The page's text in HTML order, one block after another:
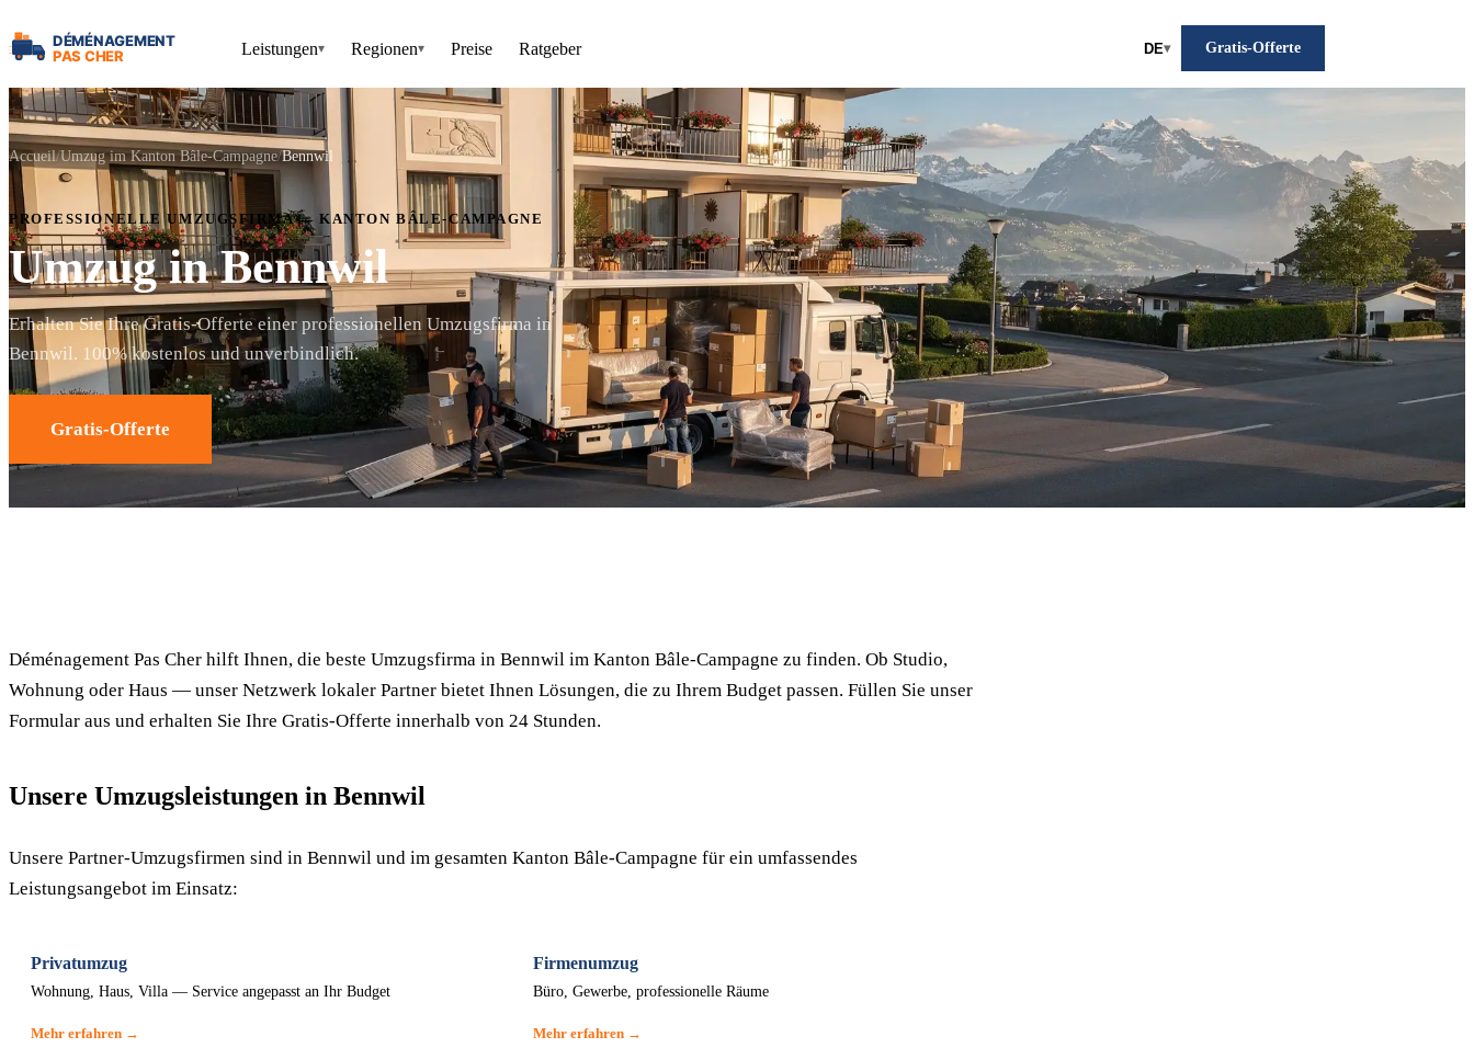
Leistungen▾ Regionen▾ Preise Ratgeber DE▾ Gratis-Offerte
Accueil Umzug im Kanton Bâle-Campagne Bennwil
PROFESSIONELLE UMZUGSFIRMA — KANTON BÂLE-CAMPAGNE
Umzug in Bennwil
Erhalten Sie Ihre Gratis-Offerte einer professionellen Umzugsfirma in
Bennwil. 100% kostenlos und unverbindlich.
Gratis-Offerte
Déménagement Pas Cher hilft Ihnen, die beste Umzugsfirma in Bennwil im Kanton Bâle-Campagne zu finden. Ob Studio,
Wohnung oder Haus — unser Netzwerk lokaler Partner bietet Ihnen Lösungen, die zu Ihrem Budget passen. Füllen Sie unser
Formular aus und erhalten Sie Ihre Gratis-Offerte innerhalb von 24 Stunden.
Unsere Umzugsleistungen in Bennwil
Unsere Partner-Umzugsfirmen sind in Bennwil und im gesamten Kanton Bâle-Campagne für ein umfassendes
Leistungsangebot im Einsatz:
Privatumzug
Wohnung, Haus, Villa — Service angepasst an Ihr Budget
Mehr erfahren →
Firmenumzug
Büro, Gewerbe, professionelle Räume
Mehr erfahren →